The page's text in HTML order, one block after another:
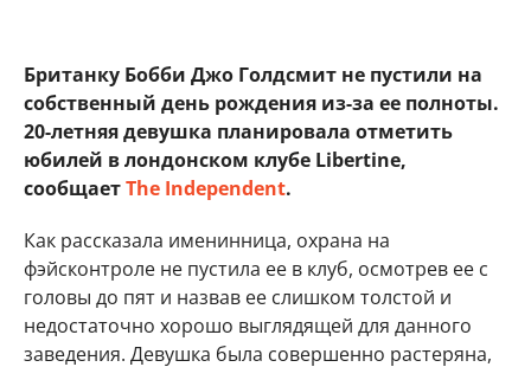
Британку Бобби Джо Голдсмит не пустили на
собственный день рождения из-за ее полноты.
20-летняя девушка планировала отметить
юбилей в лондонском клубе Libertine,
сообщаетThe Independent.
Как рассказала именинница, охрана на
фэйсконтроле не пустила ее в клуб, осмотрев ее с
головы до пят и назвав ее слишком толстой и
недостаточно хорошо выглядящей для данного
заведения. Девушка была совершенно растеряна,